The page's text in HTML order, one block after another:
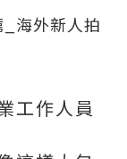
工作人員